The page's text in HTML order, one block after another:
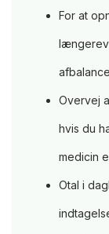
For at
Overvej
hvis du
medicin
Otal i